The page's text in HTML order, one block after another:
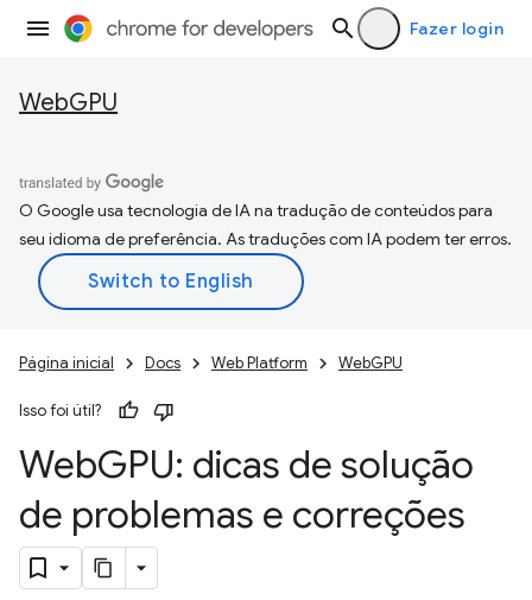
Fazer login
WebGPU
O Google usa tecnologia de IA na tradução de conteúdos para
seu idioma de preferência. As traduções com IA podem ter erros.
Página inicial Docs Web Platform WebGPU
Isso foi útil?
WebGPU: dicas de solução
de problemas e correções